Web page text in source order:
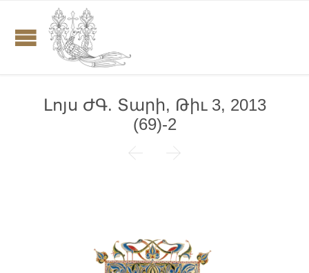
Լոյս ԺԳ. Տարի, Թիւ 3, 2013
(69)-2
 